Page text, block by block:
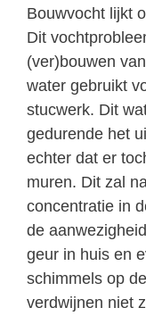
Bouwvocht lijkt
Dit
(ver)bouwen
water gebruikt
stucwerk. Dit
gedurende het
echter dat er
muren. Dit zal
concentratie in
de
geur in huis en
schimmels op
verdwijnen niet